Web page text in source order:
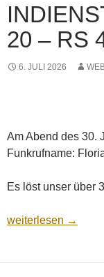
20 – RS
6. JULI 2026
Am Abend des 30.
Funkrufname:
Es löst unser über
Indienststellung
weiterlesen →